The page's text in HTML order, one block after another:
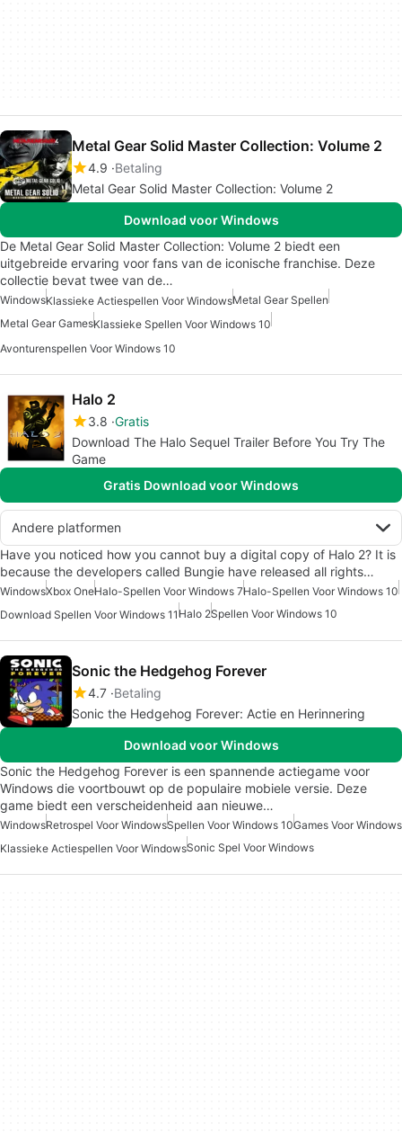
Metal Gear Solid Master Collection: Volume 2
4.9 Betaling
Metal Gear Solid Master Collection: Volume 2
Download voor Windows
De Metal Gear Solid Master Collection: Volume 2 biedt een
uitgebreide ervaring voor fans van de iconische franchise. Deze
collectie bevat twee van de…
WindowsKlassieke Actiespellen Voor WindowsMetal Gear Spellen
Metal Gear GamesKlassieke Spellen Voor Windows 10
Avonturenspellen Voor Windows 10
Halo 2
3.8 Gratis
Download The Halo Sequel Trailer Before You Try The
Game
Gratis Download voor Windows
Andere platformen
Have you noticed how you cannot buy a digital copy of Halo 2? It is
because the developers called Bungie have released all rights…
WindowsXbox OneHalo-Spellen Voor Windows 7Halo-Spellen Voor Windows 10
Download Spellen Voor Windows 11 Halo 2Spellen Voor Windows 10
Sonic the Hedgehog Forever
4.7 Betaling
Sonic the Hedgehog Forever: Actie en Herinnering
Download voor Windows
Sonic the Hedgehog Forever is een spannende actiegame voor
Windows die voortbouwt op de populaire mobiele versie. Deze
game biedt een verscheidenheid aan nieuwe…
WindowsRetrospel Voor WindowsSpellen Voor Windows 10Games Voor Windows
Klassieke Actiespellen Voor WindowsSonic Spel Voor Windows